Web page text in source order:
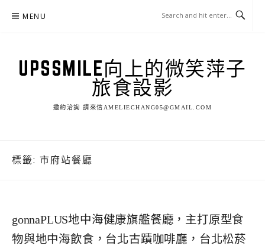
MENU
UPSSMILE向上的微笑萍子
旅食設影
邀約洽詢 請來信AMELIECHANG05@GMAIL.COM
標籤: 市府站餐廳
gonnaPLUS地中海健康旗艦餐廳，主打原型食
物與地中海飲食，台北古蹟咖啡廳，台北松菸